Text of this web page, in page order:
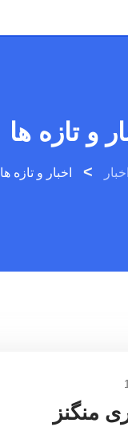
و تازه ها
اخبار > اخبار و تازه ها
منگنز